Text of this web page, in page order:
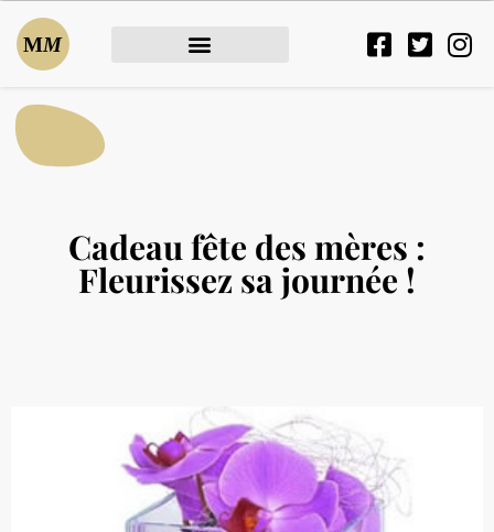
Cadeau fête des mères :
Fleurissez sa journée !